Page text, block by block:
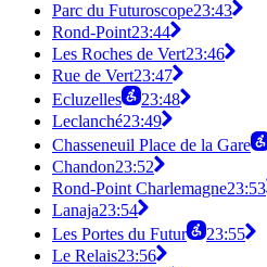
Parc du Futuroscope23:43
Rond-Point23:44
Les Roches de Vert23:46
Rue de Vert23:47
Ecluzelles
23:48
Leclanché23:49
Chasseneuil Place de la Gare
Chandon23:52
Rond-Point Charlemagne23:53
Lanaja23:54
Les Portes du Futur
23:55
Le Relais23:56